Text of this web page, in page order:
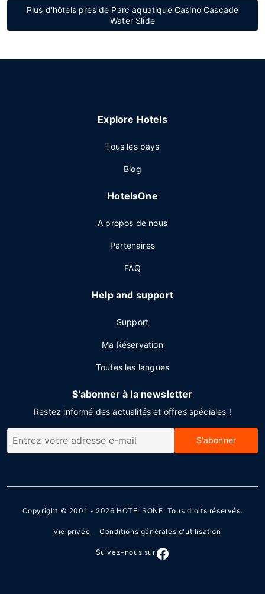
Plus d'hôtels près de Parc aquatique Casino Cascade
Water Slide
Explore Hotels
Tous les pays
Blog
HotelsOne
A propos de nous
Partenaires
FAQ
Help and support
Support
Ma Réservation
Toutes les langues
S'abonner à la newsletter
Restez informé des actualités et offres spéciales !
S'abonner
Copyright © 2001 - 2026 HOTELSONE. Tous droits réservés.
Vie privée Conditions générales d'utilisation
Suivez-nous sur